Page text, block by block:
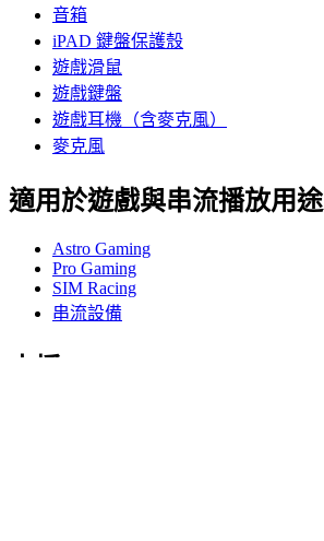
音箱
iPAD 鍵盤保護殼
遊戲滑鼠
遊戲鍵盤
遊戲耳機（含麥克風）
麥克風
適用於遊戲與串流播放用途
Astro Gaming
Pro Gaming
SIM Racing
串流設備